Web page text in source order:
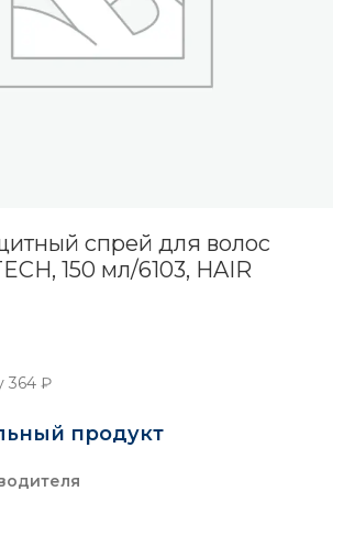
спрей для волос
150 мл/6103, HAIR
364 ₽
продукт